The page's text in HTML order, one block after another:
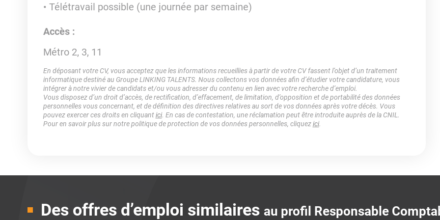
Télétravail possible (une journée par semaine)
Accès :
Métro 2, 3, 11
En déposant votre CV, vous acceptez que les informations recueillies à partir de votre CV fassent l’objet d’un traitement
informatique destiné au Groupe LINKING TALENTS. Nous collectons vos données afin d’étudier votre candidature, vous
intégrer à notre vivier de candidats et/ou vous adresser du contenu en lien avec votre recherche d’emploi.
Vous disposez d’un droit d’accès, de rectification, d’effacement, de limitation, d’opposition et de portabilité des données
personnelles vous concernant, et de définition des directives relatives au sort de vos données après votre décès. Vous
pouvez exercer ces droits en cliquantici. En cas de contestation, une réclamation peut être introduite auprès de la CNIL.
Pour en savoir plus sur notre politique de protection de vos données personnelles, cliquezici.
Des offres d’emploi similaires au profil Responsable